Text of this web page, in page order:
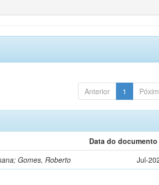
Anterior 1
Data do documento
Gomes, Roberto Jul-